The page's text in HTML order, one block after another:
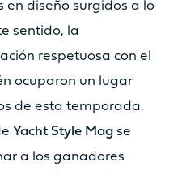
en diseño surgidos a lo
sentido, la
respetuosa con el
ocuparon un lugar
de esta temporada.
Yacht Style Mag se
a los ganadores
DULCE
2 x 300L
2 x 350L